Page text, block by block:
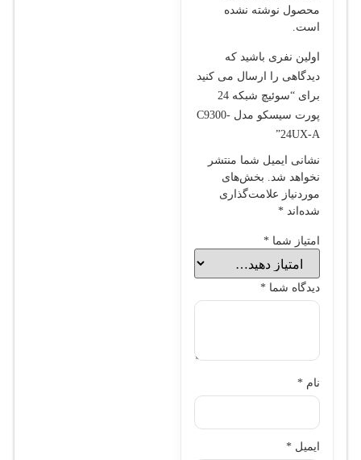
محصول نوشته نشده
است.
اولین نفری باشید که
دیدگاهی را ارسال می کنید
برای “سوئیچ شبکه 24
پورت سیسکو مدل C9300-
24UX-A”
نشانی ایمیل شما منتشر
نخواهد شد. بخش‌های
موردنیاز علامت‌گذاری
شده‌اند *
امتیاز شما *
دیدگاه شما *
نام *
ایمیل *